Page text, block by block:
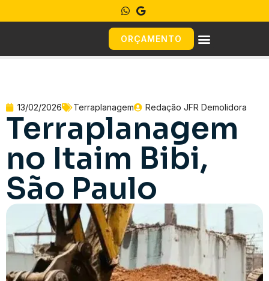
ORÇAMENTO
13/02/2026 Terraplanagem Redação JFR Demolidora
Terraplanagem
no Itaim Bibi,
São Paulo